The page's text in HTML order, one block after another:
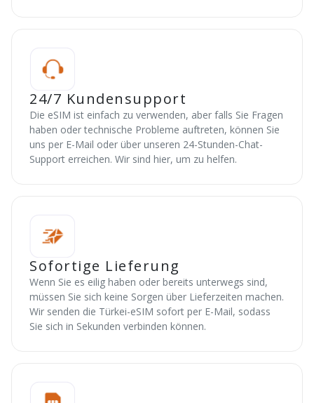
24/7 Kundensupport
Die eSIM ist einfach zu verwenden, aber falls Sie Fragen
haben oder technische Probleme auftreten, können Sie
uns per E-Mail oder über unseren 24-Stunden-Chat-
Support erreichen. Wir sind hier, um zu helfen.
Sofortige Lieferung
Wenn Sie es eilig haben oder bereits unterwegs sind,
müssen Sie sich keine Sorgen über Lieferzeiten machen.
Wir senden die Türkei-eSIM sofort per E-Mail, sodass
Sie sich in Sekunden verbinden können.